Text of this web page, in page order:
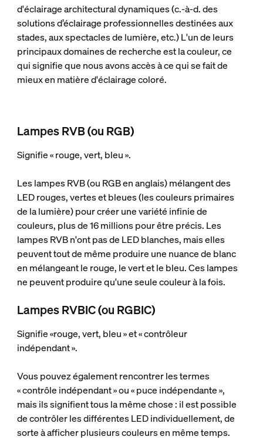
d'éclairage architectural dynamiques (c.-à-d. des
solutions d’éclairage professionnelles destinées aux
stades, aux spectacles de lumière, etc.) L'un de leurs
principaux domaines de recherche est la couleur, ce
qui signifie que nous avons accès à ce qui se fait de
mieux en matière d'éclairage coloré.
Lampes RVB (ou RGB)
Signifie « rouge, vert, bleu ».
Les lampes RVB (ou RGB en anglais) mélangent des
LED rouges, vertes et bleues (les couleurs primaires
de la lumière) pour créer une variété infinie de
couleurs, plus de 16 millions pour être précis. Les
lampes RVB n'ont pas de LED blanches, mais elles
peuvent tout de même produire une nuance de blanc
en mélangeant le rouge, le vert et le bleu. Ces lampes
ne peuvent produire qu'une seule couleur à la fois.
Lampes RVBIC (ou RGBIC)
Signifie «rouge, vert, bleu » et « contrôleur
indépendant ».
Vous pouvez également rencontrer les termes
« contrôle indépendant » ou « puce indépendante »,
mais ils signifient tous la même chose : il est possible
de contrôler les différentes LED individuellement, de
sorte à afficher plusieurs couleurs en même temps.